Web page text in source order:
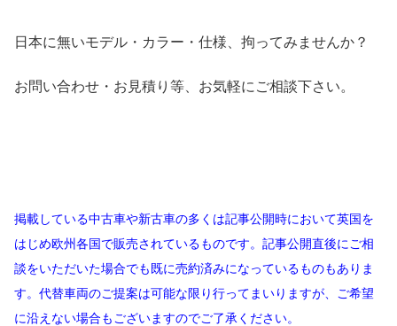
日本に無いモデル・カラー・仕様、拘ってみませんか？
お問い合わせ・お見積り等、お気軽にご相談下さい。
掲載している中古車や新古車の多くは記事公開時において英国を
はじめ欧州各国で販売されているものです。記事公開直後にご相
談をいただいた場合でも既に売約済みになっているものもありま
す。代替車両のご提案は可能な限り行ってまいりますが、ご希望
に沿えない場合もございますのでご了承ください。